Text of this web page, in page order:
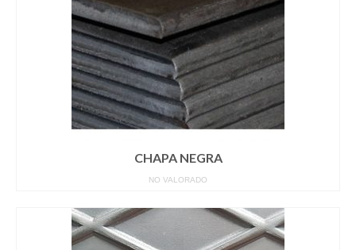
CHAPA NEGRA
NO VALORADO